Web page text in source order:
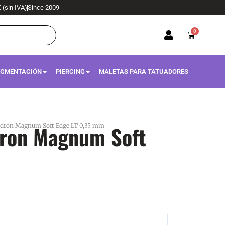
(sin IVA)Since 2009
0
Carrito
PIERCING MALETAS PARA TATUADORES
Magnum Soft Edge LT 0,35 mm
Magnum Soft